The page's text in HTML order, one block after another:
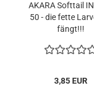
AKARA Softtail
50 - die fette
fängt!!!
3,85 EUR